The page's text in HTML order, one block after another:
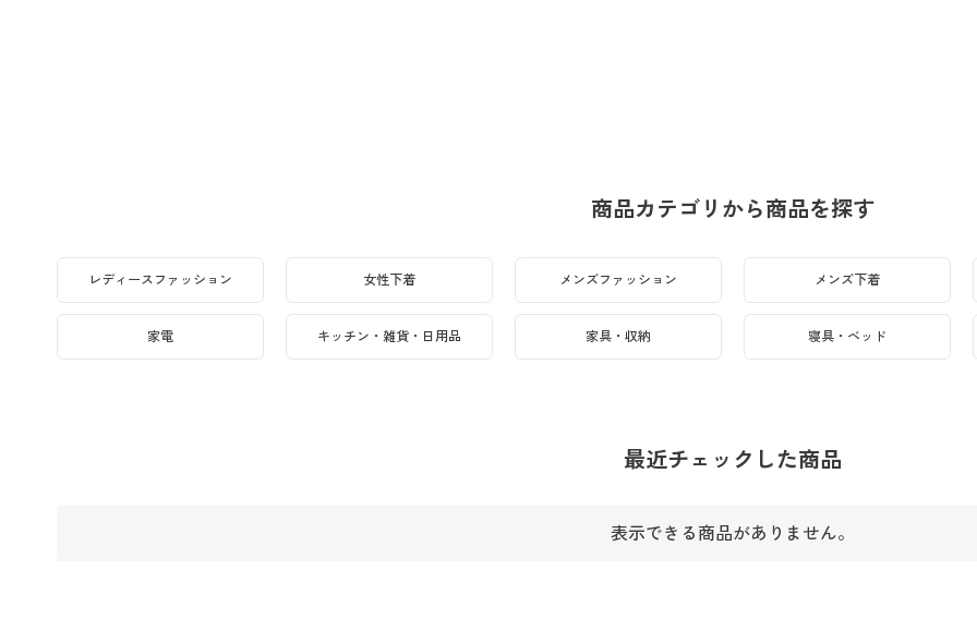
商品カテゴリから商品を探す
レディースファッション 女性下着 メンズファッション メンズ下着
家電 キッチン・雑貨・日用品 家具・収納 寝具・ベッド
最近チェックした商品
表示できる商品がありません。